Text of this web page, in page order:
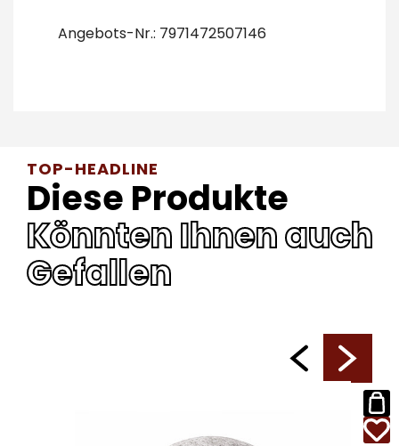
Angebots-Nr.: 7971472507146
TOP-HEADLINE
Diese Produkte
Könnten Ihnen auch
Gefallen